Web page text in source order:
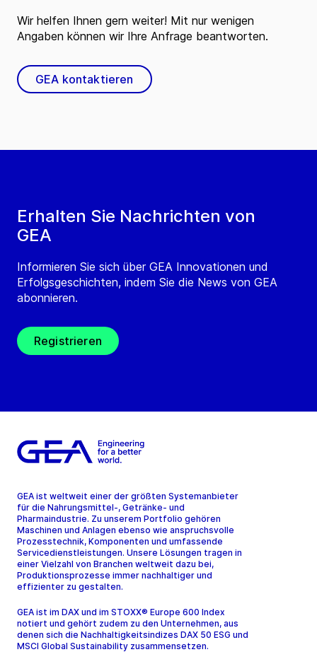
Erhalten Sie Nachrichten von
GEA
Informieren Sie sich über GEA Innovationen und
Erfolgsgeschichten, indem Sie die News von GEA
abonnieren.
Registrieren
Wir helfen Ihnen gern weiter! Mit nur wenigen
Angaben können wir Ihre Anfrage beantworten.
GEA kontaktieren
GEA ist weltweit einer der größten Systemanbieter
für die Nahrungsmittel-, Getränke- und
Pharmaindustrie. Zu unserem Portfolio gehören
Maschinen und Anlagen ebenso wie anspruchsvolle
Prozesstechnik, Komponenten und umfassende
Servicedienstleistungen. Unsere Lösungen tragen in
einer Vielzahl von Branchen weltweit dazu bei,
Produktionsprozesse immer nachhaltiger und
effizienter zu gestalten.
GEA ist im DAX und im STOXX® Europe 600 Index
notiert und gehört zudem zu den Unternehmen, aus
denen sich die Nachhaltigkeitsindizes DAX 50 ESG und
MSCI Global Sustainability zusammensetzen.